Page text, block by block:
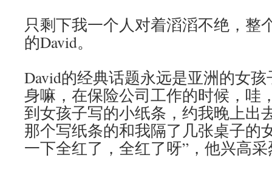
只剩下我一个人对着滔滔不绝，整
的David。
David的经典话题永远是亚洲的女
身嘛，在保险公司工作的时候，哇
到女孩子写的小纸条，约我晚上出
那个写纸条的和我隔了几张桌子的
一下全红了，全红了呀”，他兴高